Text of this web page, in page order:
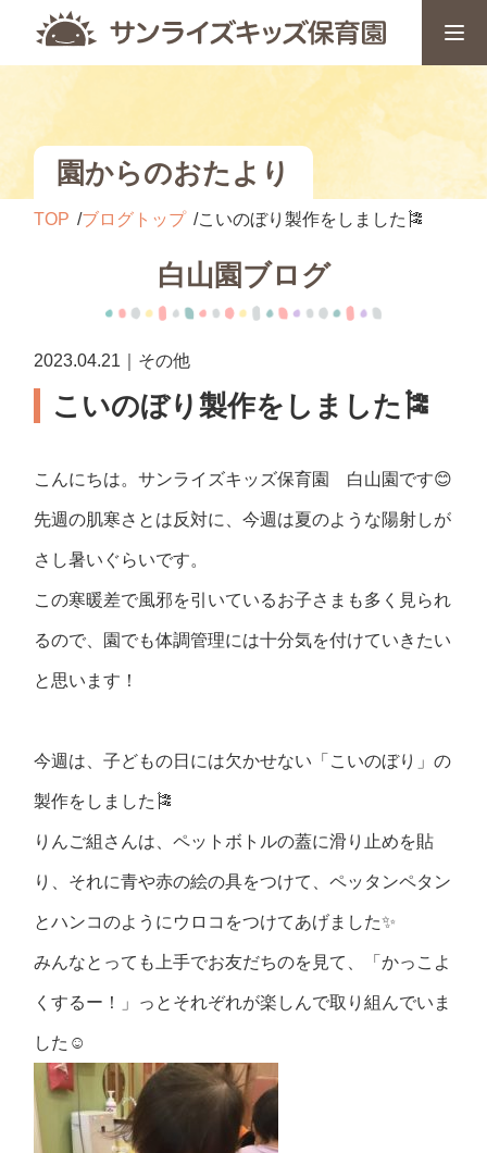
園からのおたより
TOP ブログトップ こいのぼり製作をしました🎏
白山園ブログ
2023.04.21｜その他
こいのぼり製作をしました🎏
こんにちは。サンライズキッズ保育園 白山園です😊
先週の肌寒さとは反対に、今週は夏のような陽射しが
さし暑いぐらいです。
この寒暖差で風邪を引いているお子さまも多く見られ
るので、園でも体調管理には十分気を付けていきたい
と思います！
今週は、子どもの日には欠かせない「こいのぼり」の
製作をしました🎏
りんご組さんは、ペットボトルの蓋に滑り止めを貼
り、それに青や赤の絵の具をつけて、ペッタンペタン
とハンコのようにウロコをつけてあげました✨
みんなとっても上手でお友だちのを見て、「かっこよ
くするー！」っとそれぞれが楽しんで取り組んでいま
した☺️